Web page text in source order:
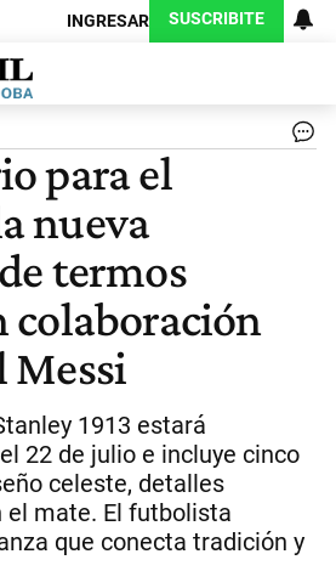
INGRESAR SUSCRIBITE
para el
nueva
termos
colaboración
Messi
1913 estará
22 de julio e incluye cinco
celeste, detalles
el mate. El futbolista
que conecta tradición y